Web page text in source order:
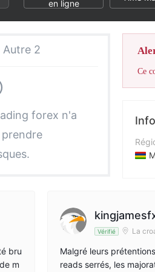
en ligne
Autre 2
forex n'a
prendre
Ce
bru
m
Vérifié La
Malgré leurs
reads serrés, les